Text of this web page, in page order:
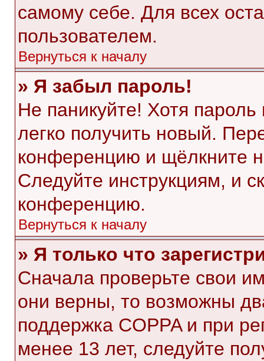
самому себе. Для всех
пользователем.
Вернуться к началу
» Я забыл пароль!
Не паникуйте! Хотя
легко получить новый.
конференцию и щёлкните
Следуйте инструкциям, и
конференцию.
Вернуться к началу
» Я только что
Сначала проверьте свои
они верны, то возможны
поддержка COPPA и при
менее 13 лет, следуйте